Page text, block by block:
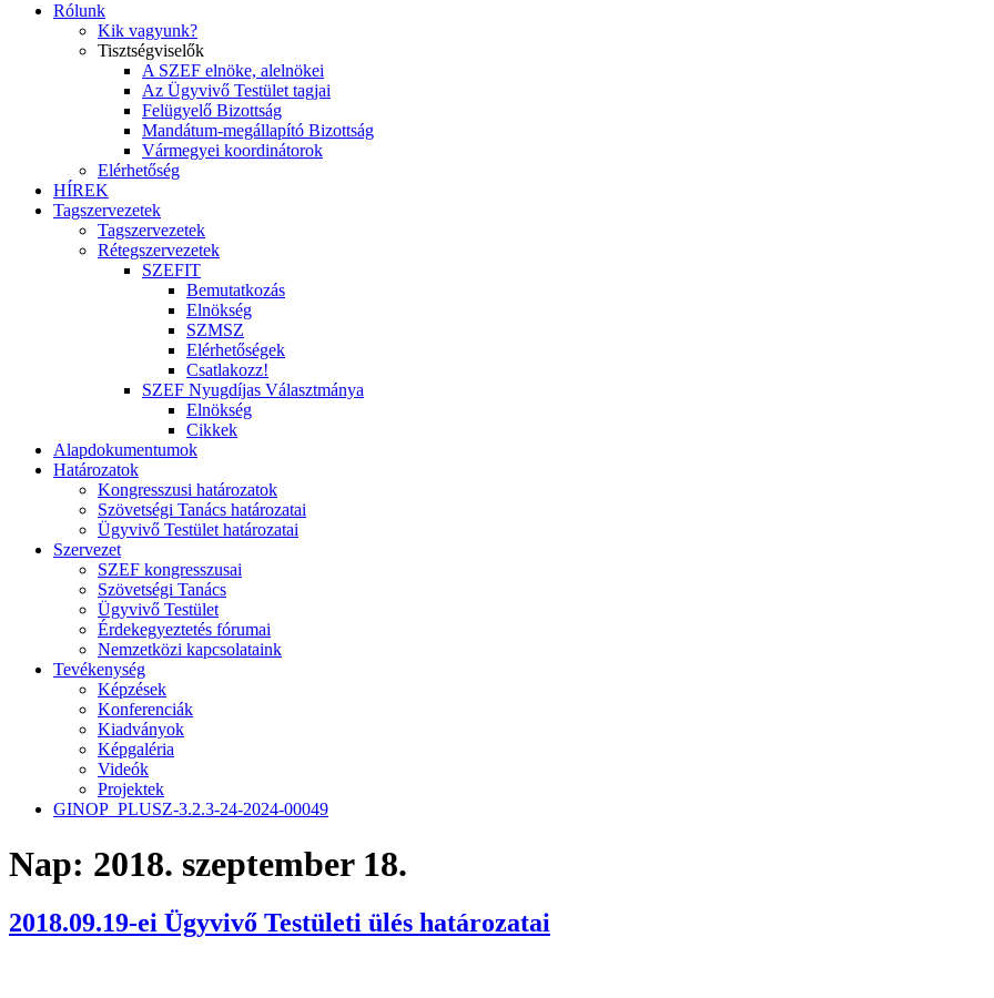
Rólunk
Kik vagyunk?
Tisztségviselők
A SZEF elnöke, alelnökei
Az Ügyvivő Testület tagjai
Felügyelő Bizottság
Mandátum-megállapító Bizottság
Vármegyei koordinátorok
Elérhetőség
HÍREK
Tagszervezetek
Tagszervezetek
Rétegszervezetek
SZEFIT
Bemutatkozás
Elnökség
SZMSZ
Elérhetőségek
Csatlakozz!
SZEF Nyugdíjas Választmánya
Elnökség
Cikkek
Alapdokumentumok
Határozatok
Kongresszusi határozatok
Szövetségi Tanács határozatai
Ügyvivő Testület határozatai
Szervezet
SZEF kongresszusai
Szövetségi Tanács
Ügyvivő Testület
Érdekegyeztetés fórumai
Nemzetközi kapcsolataink
Tevékenység
Képzések
Konferenciák
Kiadványok
Képgaléria
Videók
Projektek
GINOP_PLUSZ-3.2.3-24-2024-00049
Nap: 2018. szeptember 18.
2018.09.19-ei Ügyvivő Testületi ülés határozatai